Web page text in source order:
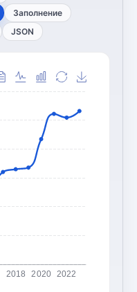
Заполнение
JSON
2018 2020 2022